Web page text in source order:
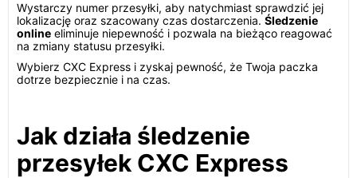
Wystarczy numer przesyłki, aby natychmiast sprawdzić jej
lokalizację oraz szacowany czas dostarczenia. Śledzenie
online eliminuje niepewność i pozwala na bieżąco reagować
na zmiany statusu przesyłki.
Wybierz CXC Express i zyskaj pewność, że Twoja paczka
dotrze bezpiecznie i na czas.
Jak działa śledzenie
przesyłek CXC Express